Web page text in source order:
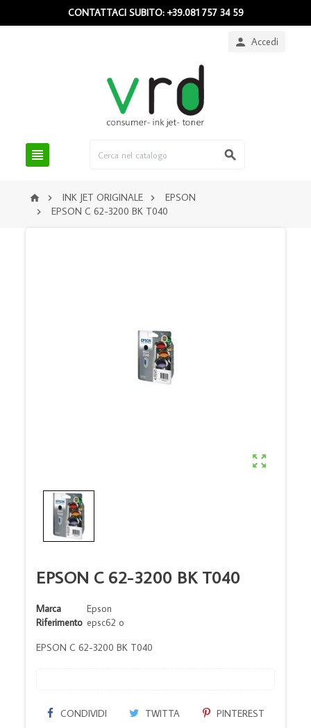
CONTATTACI SUBITO: +39.081 757 34 59
 Accedi
 
  INK JET ORIGINALE  EPSON
 EPSON C 62-3200 BK T040

EPSON C 62-3200 BK T040
Marca
Epson
Riferimento epsc62 o
EPSON C 62-3200 BK T040
CONDIVIDI TWITTA PINTEREST